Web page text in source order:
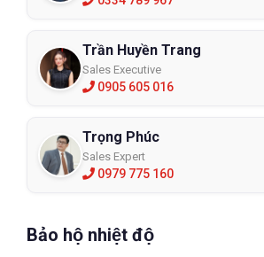
Trần Huyền Trang
Sales Executive
0905 605 016
Trọng Phúc
Sales Expert
0979 775 160
Bảo hộ nhiệt độ